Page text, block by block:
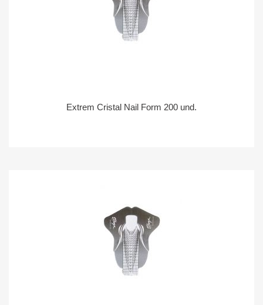
Extrem Cristal Nail Form 200 und.